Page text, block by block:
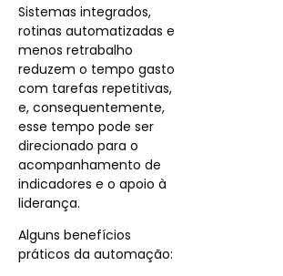
Sistemas integrados,
rotinas automatizadas e
menos retrabalho
reduzem o tempo gasto
com tarefas repetitivas,
e, consequentemente,
esse tempo pode ser
direcionado para o
acompanhamento de
indicadores e o apoio à
liderança.
Alguns benefícios
práticos da automação: